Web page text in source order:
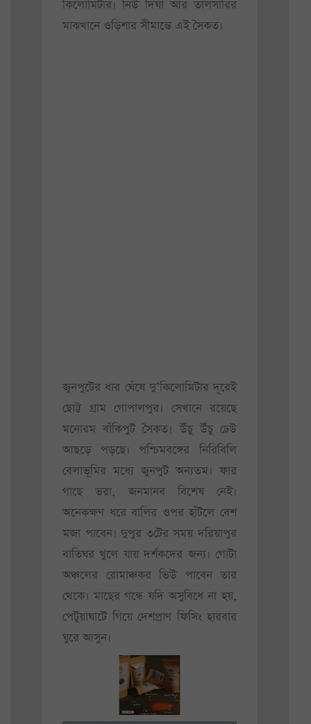
কিলোমিটার। নিউ দিঘা আর তালসারির
মাঝখানে ওড়িশার সীমান্তে এই সৈকত।
জুনপুটের ধার ঘেঁষে দু’কিলোমিটার দূরেই
ছোট্ট গ্রাম গোপালপুর। সেখানে রয়েছে
মনোরম বাঁকিপুট সৈকত। উঁচু উঁচু ঢেউ
আছড়ে পড়ছে। পশ্চিমবঙ্গের নিরিবিলি
বেলাভূমির মধ্যে জুনপুট অন্যতম। ফার
গাছে ভরা, জনমানব বিশেষ নেই।
অনেকক্ষণ ধরে বালির ওপর হাঁটলে বেশ
মজা পাবেন। দুপুর ৩টের সময় দরিয়াপুর
বাতিঘর খুলে যায় দর্শকদের জন্য। গোটা
অঞ্চলের রোমাঞ্চকর ভিউ পাবেন তার
থেকে। মাছের গন্ধে যদি অসুবিধে না হয়,
পেটুয়াঘাটে গিয়ে দেশপ্রাণ ফিসিং হারবার
ঘুরে আসুন।